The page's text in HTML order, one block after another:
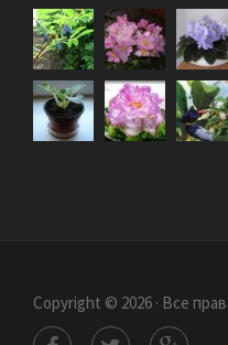
Copyright © 2026 · Все